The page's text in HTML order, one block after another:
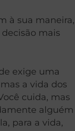
à sua maneira,
mais
exige uma
a vida dos
cuida, mas
alguém
para a vida,